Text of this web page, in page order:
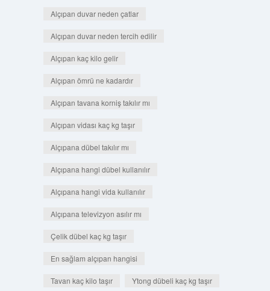
Alçıpan duvar neden çatlar
Alçıpan duvar neden tercih edilir
Alçıpan kaç kilo gelir
Alçıpan ömrü ne kadardır
Alçıpan tavana korniş takılır mı
Alçıpan vidası kaç kg taşır
Alçıpana dübel takılır mı
Alçıpana hangi dübel kullanılır
Alçıpana hangi vida kullanılır
Alçıpana televizyon asılır mı
Çelik dübel kaç kg taşır
En sağlam alçıpan hangisi
Tavan kaç kilo taşır Ytong dübeli kaç kg taşır